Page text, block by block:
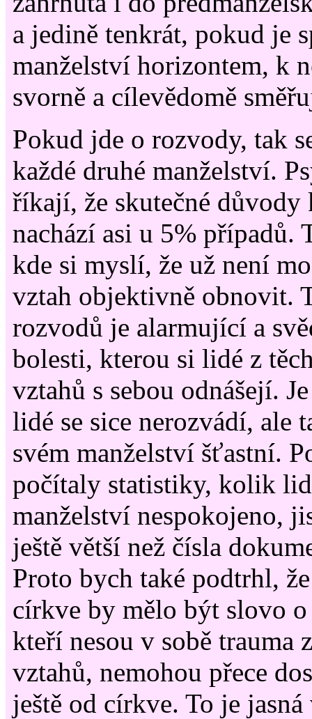
a jedině tenkrát, pokud je
manželství horizontem, k
svorně a cílevědomě
Pokud jde o rozvody, tak
každé druhé manželství.
říkají, že skutečné důvody
nachází asi u 5% případů.
kde si myslí, že už není
vztah objektivně obnovit.
rozvodů je alarmující a
bolesti, kterou si lidé z
vztahů s sebou odnášejí.
lidé se sice nerozvádí, ale
svém manželství šťastní.
počítaly statistiky, kolik
manželství nespokojeno,
ještě větší než čísla
Proto bych také podtrhl,
církve by mělo být slovo
kteří nesou v sobě trauma
vztahů, nemohou přece
ještě od církve. To je jasná